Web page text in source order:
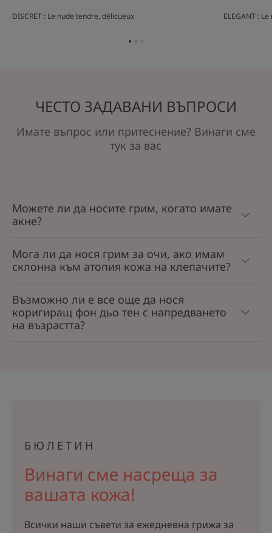
DISCRET : Le nude tendre, délicueux ELEGANT :
Отидете
Отидете
Отидете
ЧЕСТО ЗАДАВАНИ ВЪПРОСИ
Имате въпрос или притеснение? Винаги сме
тук за вас
Можете ли да носите грим, когато имате
акне?
Мога ли да нося грим за очи, ако имам
склонна към атопия кожа на клепачите?
Възможно ли е все още да нося
коригиращ фон дьо тен с напредването
на възрастта?
БЮЛЕТИН
Винаги сме насреща за
вашата кожа!
Всички наши съвети за ежедневна грижа за